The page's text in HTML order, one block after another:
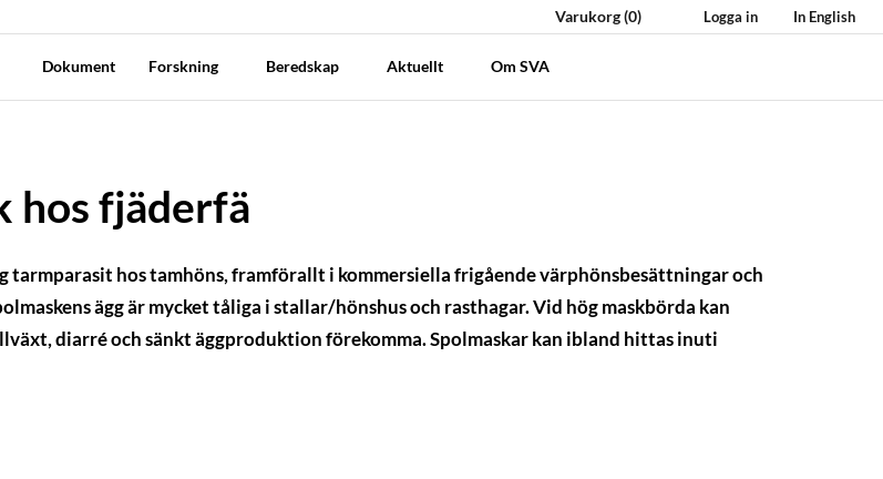
Varukorg(0) Logga in In English
Dokument Forskning Beredskap Aktuellt Om SVA
hos fjäderfä
tarmparasit hos tamhöns, framförallt i kommersiella frigående värphönsbesättningar och
ägg är mycket tåliga i stallar/hönshus och rasthagar. Vid hög maskbörda kan
diarré och sänkt äggproduktion förekomma. Spolmaskar kan ibland hittas inuti